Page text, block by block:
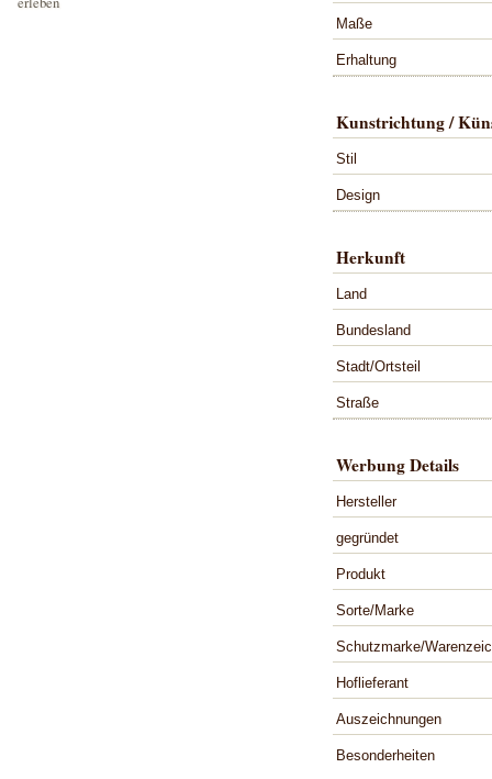
Maße
Erhaltung
Kunstrichtung /
Stil
Design
Herkunft
Land
Bundesland
Stadt/Ortsteil
Straße
Werbung Details
Hersteller
gegründet
Produkt
Sorte/Marke
Schutzmarke/
Hoflieferant
Auszeichnungen
Besonderheiten